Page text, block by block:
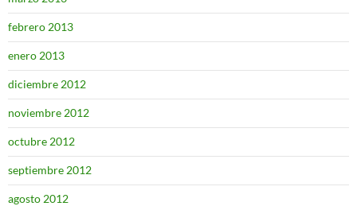
febrero 2013
enero 2013
diciembre 2012
noviembre 2012
octubre 2012
septiembre 2012
agosto 2012